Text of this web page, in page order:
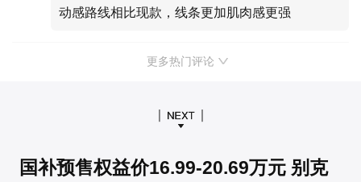
动感路线相比现款，线条更加肌肉感更强
更多热门评论
国补预售权益价16.99-20.69万元 别克